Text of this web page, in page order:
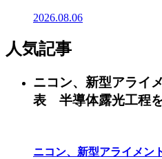
2026.08.06
人気記事
ニコン、新型アライ
表 半導体露光工程
ニコン、新型アライメ